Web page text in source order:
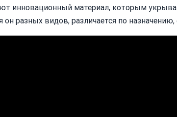
инновационный материал, которым
он разных видов, различается по